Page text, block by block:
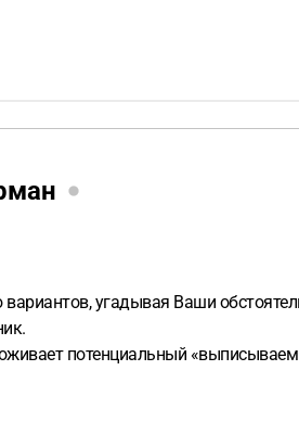
угадывая Ваши
потенциальный